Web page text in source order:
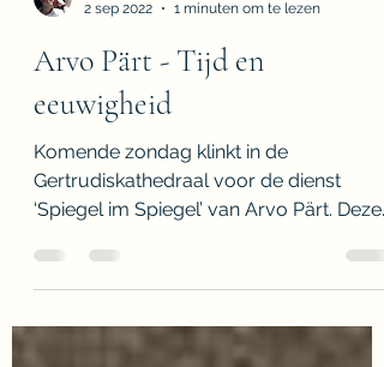
Floris van Gils
2 sep 2022
Arvo Pärt - Tijd en
eeuwigheid
Komende zondag klinkt in de
Gertrudiskathedraal voor de dienst
‘Spiegel im Spiegel’ van Arvo Pärt. Deze
Estse componist creëert met zijn...